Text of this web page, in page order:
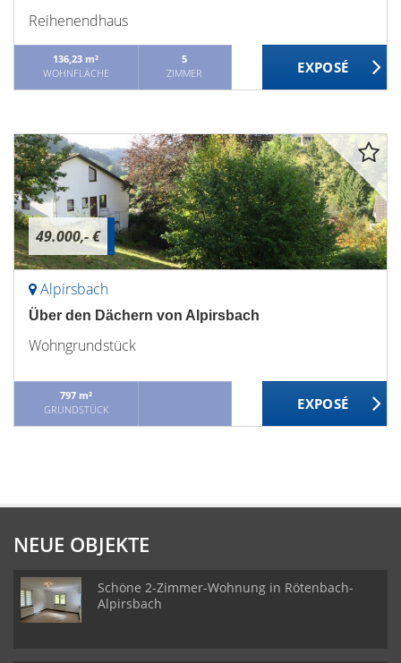
Reihenendhaus
136,23 m²
WOHNFLÄCHE
5
ZIMMER
49.000,- €
Alpirsbach
Über den Dächern von Alpirsbach
Wohngrundstück
797 m²
GRUNDSTÜCK
NEUE OBJEKTE
Schöne 2-Zimmer-Wohnung in Rötenbach-
Alpirsbach